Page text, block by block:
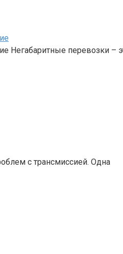
Негабаритные перевозки –
с трансмиссией. Одна